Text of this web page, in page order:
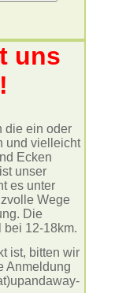
uns
die ein oder
und vielleicht
Ecken
unser
es unter
Wege
Die
bei 12-18km.
ist, bitten wir
Anmeldung